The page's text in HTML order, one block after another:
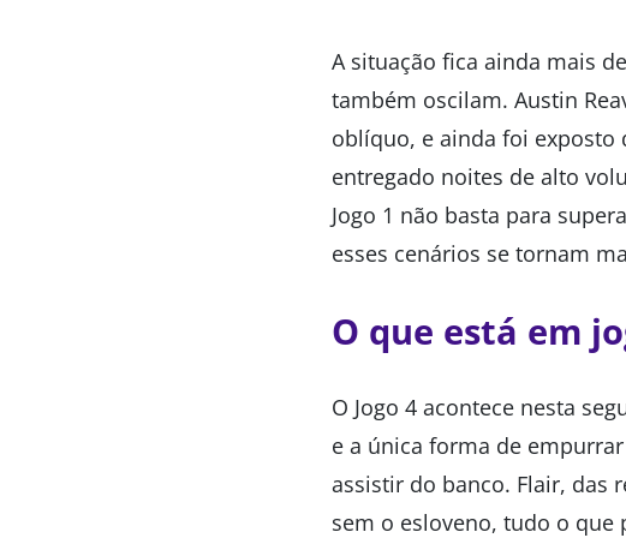
A situação fica ainda mais
também oscilam. Austin
oblíquo, e ainda foi exposto
entregado noites de alto
Jogo 1 não basta para
esses cenários se tornam
O que está em
O Jogo 4 acontece nesta
e a única forma de
assistir do banco. Flair, das
sem o esloveno, tudo o que